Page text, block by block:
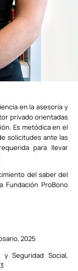
en la asesoría y
privado orientadas
Es metódica en el
solicitudes ante las
para llevar
del saber del
Fundación ProBono
2025
y Seguridad Social,